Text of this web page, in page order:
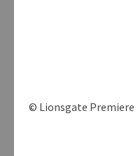
© Lionsgate Premiere